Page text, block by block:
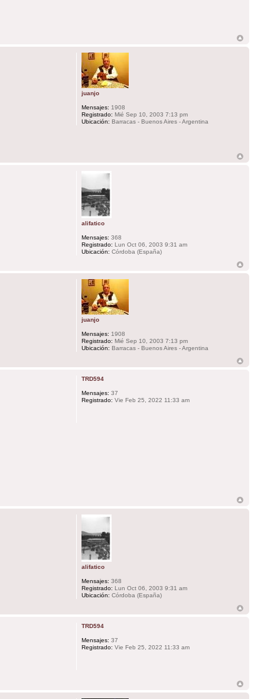
juanjo
Mensajes: 1908
Registrado: Mié Sep 10, 2003 7:13 pm
Ubicación: Barracas - Buenos Aires - Argentina
alifatico
Mensajes: 368
Registrado: Lun Oct 06, 2003 9:31 am
Ubicación: Córdoba (España)
juanjo
Mensajes: 1908
Registrado: Mié Sep 10, 2003 7:13 pm
Ubicación: Barracas - Buenos Aires - Argentina
TRD594
Mensajes: 37
Registrado: Vie Feb 25, 2022 11:33 am
alifatico
Mensajes: 368
Registrado: Lun Oct 06, 2003 9:31 am
Ubicación: Córdoba (España)
TRD594
Mensajes: 37
Registrado: Vie Feb 25, 2022 11:33 am